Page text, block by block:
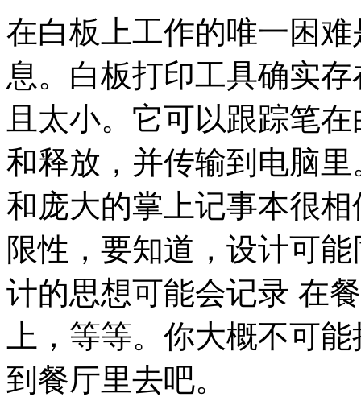
在白板上工作的唯一困
息。白板打印工具确实
且太小。它可以跟踪笔
和释放，并传输到电脑
和庞大的掌上记事本很
限性，要知道，设计可
计的思想可能会记录 在
上，等等。你大概不可
到餐厅里去吧。